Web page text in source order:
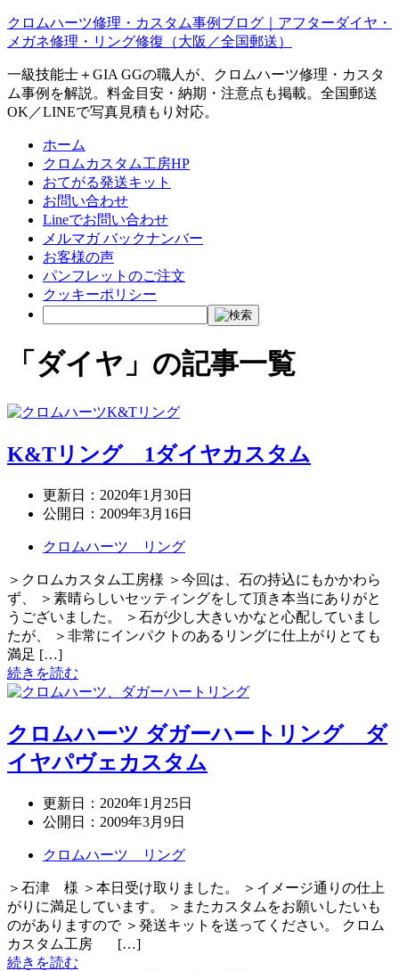
クロムハーツ修理・カスタム事例ブログ｜アフターダイヤ・
メガネ修理・リング修復（大阪／全国郵送）
一級技能士＋GIA GGの職人が、クロムハーツ修理・カスタ
ム事例を解説。料金目安・納期・注意点も掲載。全国郵送
OK／LINEで写真見積もり対応。
ホーム
クロムカスタム工房HP
おてがる発送キット
お問い合わせ
Lineでお問い合わせ
メルマガ バックナンバー
お客様の声
パンフレットのご注文
クッキーポリシー
「ダイヤ」の記事一覧
K&Tリング 1ダイヤカスタム
更新日： 2020年1月30日
公開日： 2009年3月16日
クロムハーツ リング
＞クロムカスタム工房様 ＞今回は、石の持込にもかかわら
ず、 ＞素晴らしいセッティングをして頂き本当にありがと
うございました。 ＞石が少し大きいかなと心配していまし
たが、 ＞非常にインパクトのあるリングに仕上がりとても
満足 […]
続きを読む
クロムハーツ ダガーハートリング ダ
イヤパヴェカスタム
更新日： 2020年1月25日
公開日： 2009年3月9日
クロムハーツ リング
＞石津 様 ＞本日受け取りました。 ＞イメージ通りの仕上
がりに満足しています。 ＞またカスタムをお願いしたいも
のがありますので ＞発送キットを送ってください。 クロム
カスタム工房 […]
続きを読む